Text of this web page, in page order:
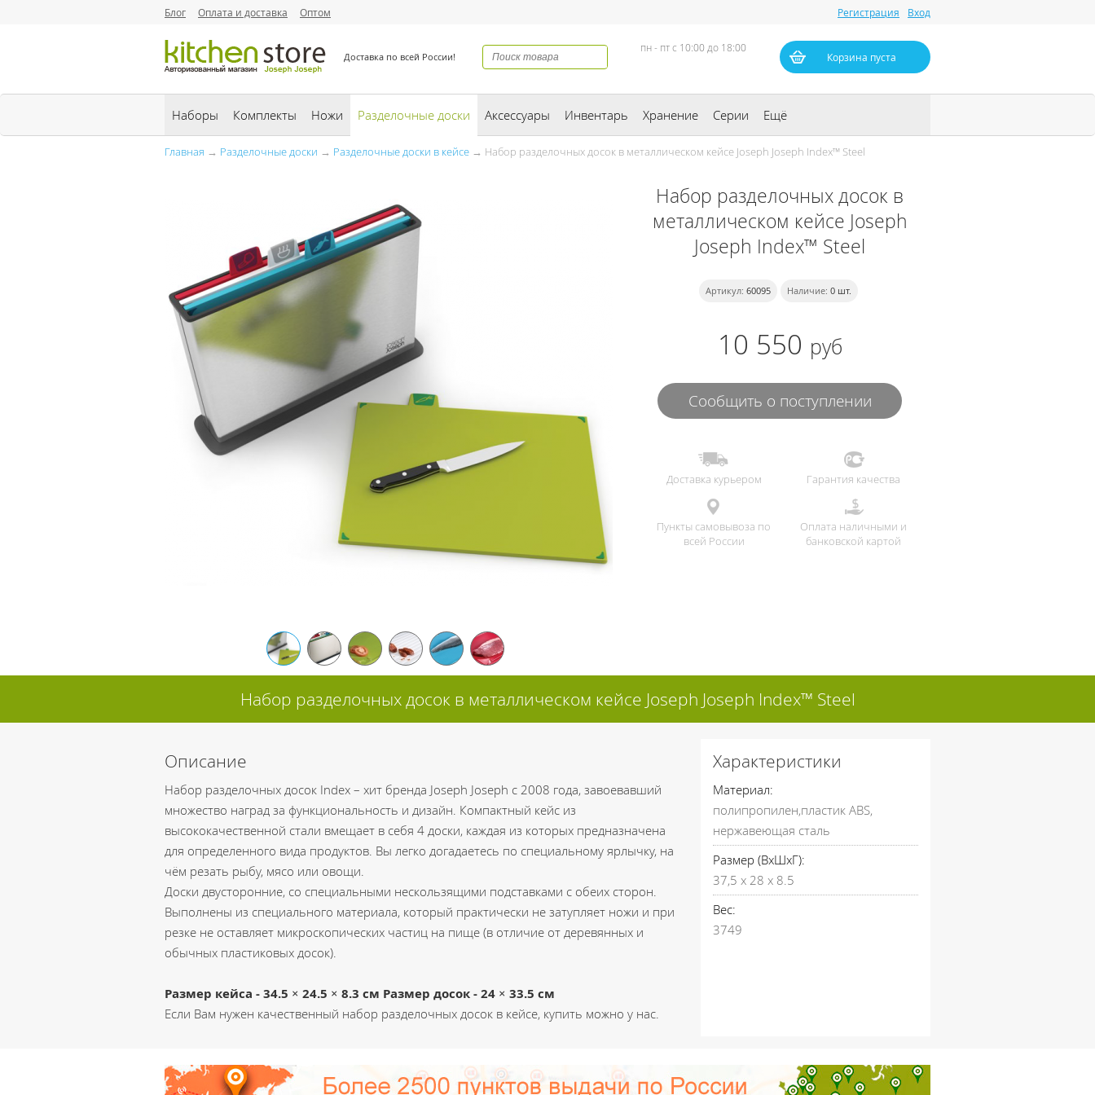
Блог Оплата и доставка Оптом Регистрация Вход
Доставка по всей России!
пн - пт с 10:00 до 18:00
Корзина пуста
Наборы Комплекты Ножи Разделочные доски Аксессуары Инвентарь Хранение Серии Ещё
Главная → Разделочные доски → Разделочные доски в кейсе → Набор разделочных досок в металлическом кейсе Joseph Joseph Index™ Steel
Набор разделочных досок в
металлическом кейсе Joseph
Joseph Index™ Steel
Артикул: 60095 Наличие: 0шт.
10 550 руб
Сообщить о поступлении
Доставка курьером Гарантия качества
Пункты самовывоза по
всей России
Оплата наличными и
банковской картой
Набор разделочных досок в металлическом кейсе Joseph Joseph Index™ Steel
Описание
Набор разделочных досок Index – хит бренда Joseph Joseph с 2008 года, завоевавший
множество наград за функциональность и дизайн. Компактный кейс из
высококачественной стали вмещает в себя 4 доски, каждая из которых предназначена
для определенного вида продуктов. Вы легко догадаетесь по специальному ярлычку, на
чём резать рыбу, мясо или овощи.
Доски двусторонние, со специальными нескользящими подставками с обеих сторон.
Выполнены из специального материала, который практически не затупляет ножи и при
резке не оставляет микроскопических частиц на пище (в отличие от деревянных и
обычных пластиковых досок).
Размер кейса - 34.5 × 24.5 × 8.3 см Размер досок - 24 × 33.5 см
Если Вам нужен качественный набор разделочных досок в кейсе, купить можно у нас.
Характеристики
Материал:
полипропилен,пластик ABS,
нержавеющая сталь
Размер (ВхШхГ):
37,5 х 28 х 8.5
Вес:
3749